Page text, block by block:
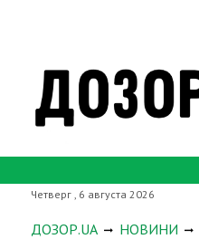
Четверг , 6 августа 2026
ДОЗОР.UA НОВИНИ